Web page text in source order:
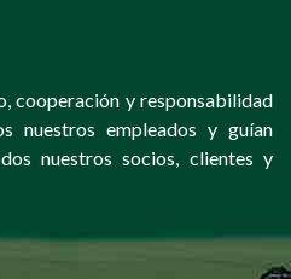
cooperación y responsabilidad
nuestros empleados y guían
nuestros socios, clientes y